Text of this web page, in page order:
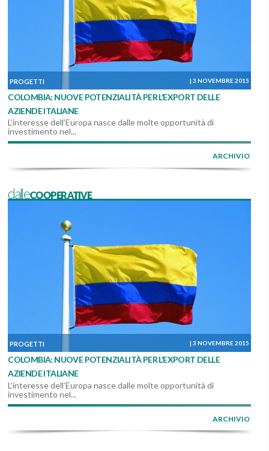
PROGETTI | 3 NOVEMBRE 2015
COLOMBIA: NUOVE POTENZIALITÀ PER L’EXPORT DELLE
AZIENDE ITALIANE
L’interesse dell’Europa nasce dalle molte opportunità di
investimento nel...
ARCHIVIO
dalleCOOPERATIVE
PROGETTI | 3 NOVEMBRE 2015
COLOMBIA: NUOVE POTENZIALITÀ PER L’EXPORT DELLE
AZIENDE ITALIANE
L’interesse dell’Europa nasce dalle molte opportunità di
investimento nel...
ARCHIVIO